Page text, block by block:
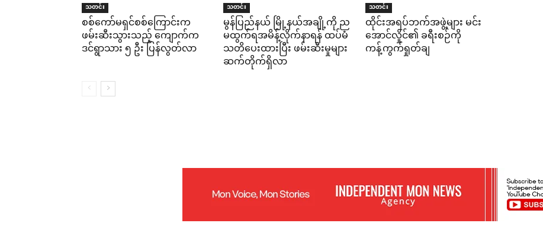
သတင်း
စစ်ကော်မရှင်စစ်ကြောင်းက
ဖမ်းဆီးသွားသည့် ကျောက်က
ဒင်ရွာသား ၅ ဦး ပြန်လွတ်လာ
သတင်း
မွန်ပြည်နယ် မြို့နယ်အချို့ကို ည
မထွက်ရအမိန့်လိုက်နာရန် ထပ်မံ
သတိပေးထားပြီး ဖမ်းဆီးမှုများ
ဆက်တိုက်ရှိလာ
သတင်း
ထိုင်းအရပ်ဘက်အဖွဲ့များ မင်း
အောင်လှိုင်၏ ခရီးစဉ်ကို
ကန့်ကွက်ရှုတ်ချ